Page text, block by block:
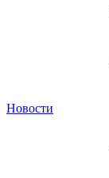
Новости